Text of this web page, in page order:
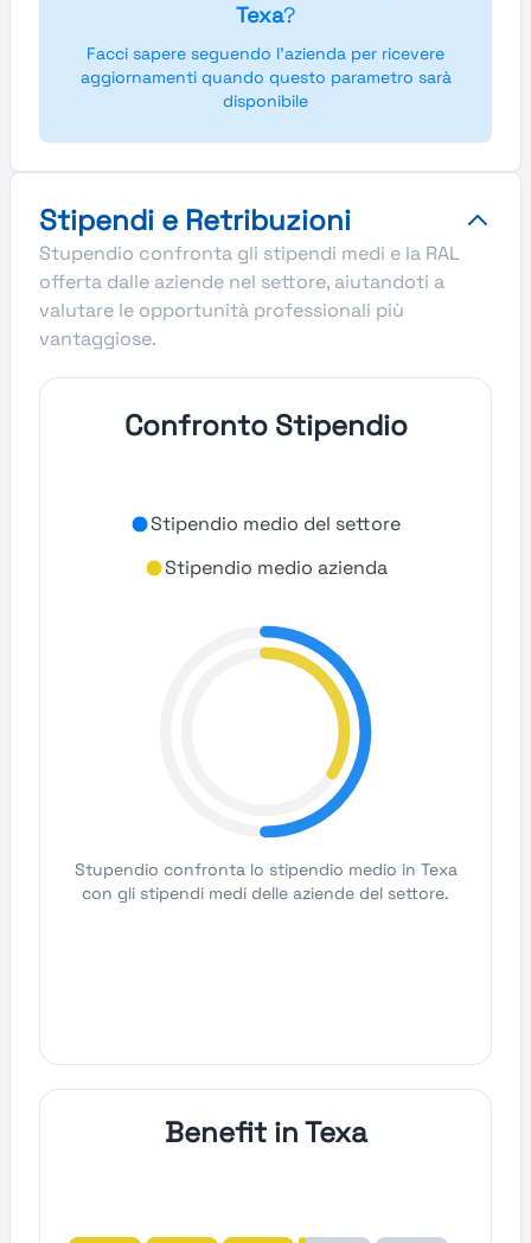
Texa?
Facci sapere seguendo l'azienda per ricevere
aggiornamenti quando questo parametro sarà
disponibile
Stipendi e Retribuzioni
Stupendio confronta gli stipendi medi e la RAL
offerta dalle aziende nel settore, aiutandoti a
valutare le opportunità professionali più
vantaggiose.
Confronto Stipendio
Stipendio medio del settore
Stipendio medio azienda
Stupendio confronta lo stipendio medio in Texa
con gli stipendi medi delle aziende del settore.
Benefit in Texa